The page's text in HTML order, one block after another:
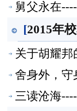
舅父永在
[2015年
关于胡耀
舍身外，守
三读沧海